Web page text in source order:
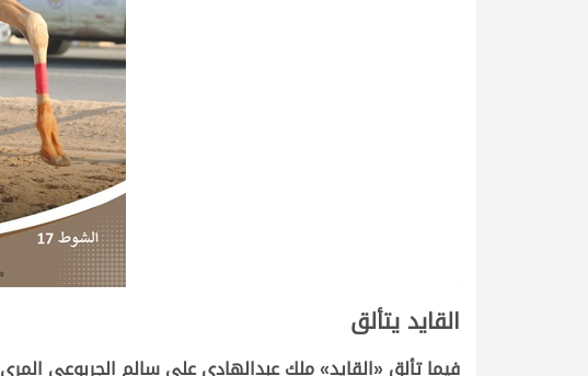
القايد يتألق
فيما تألق «القايد» ملكعبدالهادي علي سالم الجربوعي المري